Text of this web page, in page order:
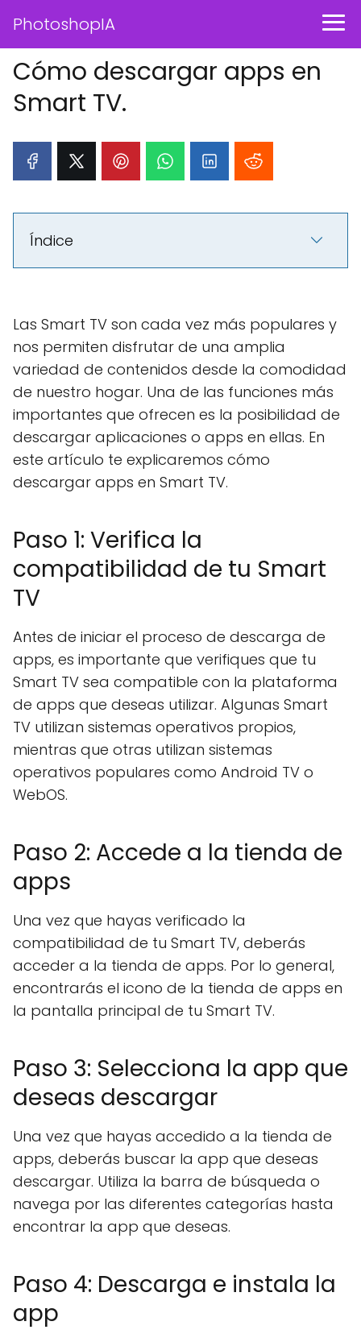
PhotoshopIA
Cómo descargar apps en
Smart TV.
Índice
Las Smart TV son cada vez más populares y
nos permiten disfrutar de una amplia
variedad de contenidos desde la comodidad
de nuestro hogar. Una de las funciones más
importantes que ofrecen es la posibilidad de
descargar aplicaciones o apps en ellas. En
este artículo te explicaremos cómo
descargar apps en Smart TV.
Paso 1: Verifica la
compatibilidad de tu Smart
TV
Antes de iniciar el proceso de descarga de
apps, es importante que verifiques que tu
Smart TV sea compatible con la plataforma
de apps que deseas utilizar. Algunas Smart
TV utilizan sistemas operativos propios,
mientras que otras utilizan sistemas
operativos populares como Android TV o
WebOS.
Paso 2: Accede a la tienda de
apps
Una vez que hayas verificado la
compatibilidad de tu Smart TV, deberás
acceder a la tienda de apps. Por lo general,
encontrarás el icono de la tienda de apps en
la pantalla principal de tu Smart TV.
Paso 3: Selecciona la app que
deseas descargar
Una vez que hayas accedido a la tienda de
apps, deberás buscar la app que deseas
descargar. Utiliza la barra de búsqueda o
navega por las diferentes categorías hasta
encontrar la app que deseas.
Paso 4: Descarga e instala la
app